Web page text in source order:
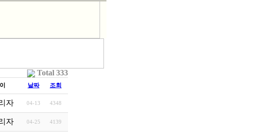
Total 333
날짜 조회
자 04-13 4348
자 04-25 4139